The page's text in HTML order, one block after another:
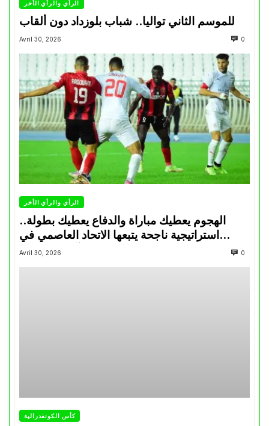
الرأي والرأي الأخر
للموسم الثاني تواليا.. شباب بلوزداد دون ألقاب
Avril 30, 2026 0
الرأي والرأي الأخر
الهجوم يعطيك مباراة والدفاع يعطيك بطولة..
استراتيجية ناجحة يتبعها الاتحاد العاصمي في
تتويجاته آخر السنوات
Avril 30, 2026 0
كأس الكونفدرالية